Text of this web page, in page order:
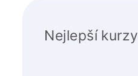
Nejlepší kurzy